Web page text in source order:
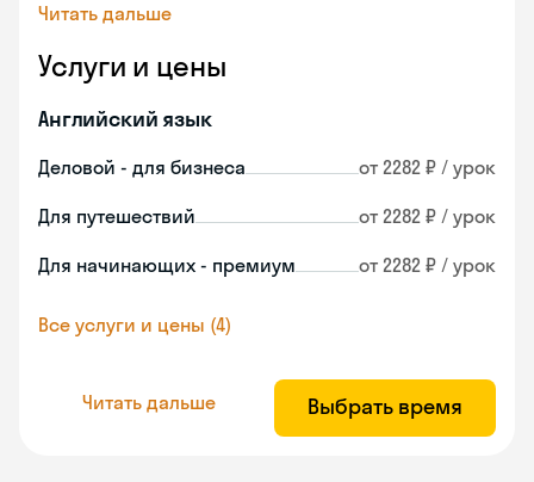
Читать дальше
Услуги и цены
Английский язык
Деловой - для бизнеса от 2282 ₽ / урок
Для путешествий от 2282 ₽ / урок
Для начинающих - премиум от 2282 ₽ / урок
Все услуги и цены (4)
Читать дальше Выбрать время